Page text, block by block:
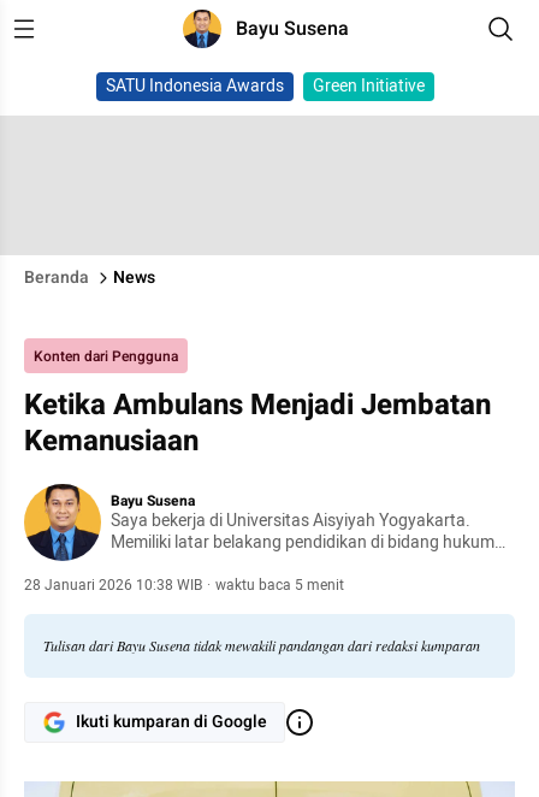
Bayu Susena
SATU Indonesia Awards Green Initiative
Beranda News
Konten dari Pengguna
Ketika Ambulans Menjadi Jembatan
Kemanusiaan
Bayu Susena
Saya bekerja di Universitas Aisyiyah Yogyakarta.
Memiliki latar belakang pendidikan di bidang hukum
menulis di berbagai media.
28 Januari 2026 10:38 WIB · waktu baca 5 menit
Tulisan dari Bayu Susena tidak mewakili pandangan dari redaksi kumparan
Ikuti kumparan di Google